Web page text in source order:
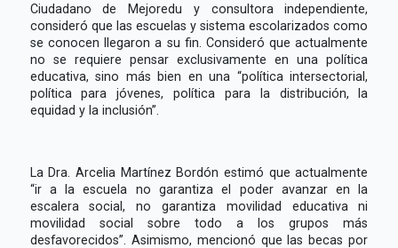
Ciudadano de Mejoredu y consultora independiente,
consideró que las escuelas y sistema escolarizados como
se conocen llegaron a su fin. Consideró que actualmente
no se requiere pensar exclusivamente en una política
educativa, sino más bien en una “política intersectorial,
política para jóvenes, política para la distribución, la
equidad y la inclusión”.
La Dra. Arcelia Martínez Bordón estimó que actualmente
“ir a la escuela no garantiza el poder avanzar en la
escalera social, no garantiza movilidad educativa ni
movilidad social sobre todo a los grupos más
desfavorecidos”. Asimismo, mencionó que las becas por